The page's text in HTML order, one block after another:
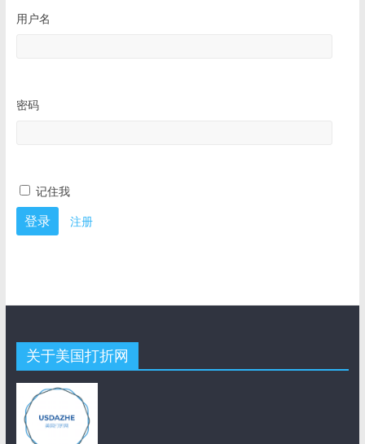
用户名
密码
记住我
注册
关于美国打折网